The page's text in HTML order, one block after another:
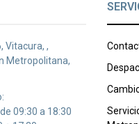
Vitacura, ,
Metropolitana,
09:30 a 18:30